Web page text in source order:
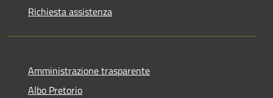
Richiesta assistenza
Amministrazione trasparente
Albo Pretorio